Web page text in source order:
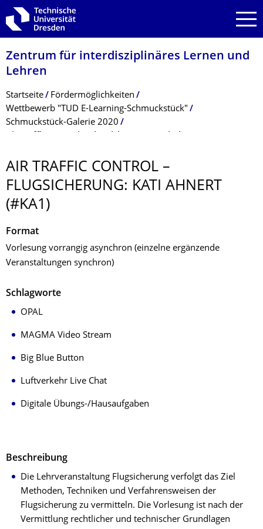
Zur Hauptnavigation springen
Zur Suche springen
Zum Inhalt springen
Zentrum für interdisziplinäres Lernen und
Lehren
Breadcrumb-Menü
Startseite
Fördermöglichkeiten
Wettbewerb "TUD E-Learning-Schmuckstück"
Schmuckstück-Galerie 2020
AIR TRAFFIC CONTROL –
FLUGSICHERUNG: KATI AHNERT
(#KA1)
Format
Vorlesung vorrangig asynchron (einzelne ergänzende
Veranstaltungen synchron)
Schlagworte
OPAL
MAGMA Video Stream
Big Blue Button
Luftverkehr Live Chat
Digitale Übungs-/Hausaufgaben
Beschreibung
Die Lehrveranstaltung Flugsicherung verfolgt das Ziel
Methoden, Techniken und Verfahrensweisen der
Flugsicherung zu vermitteln. Die Vorlesung ist nach der
Vermittlung rechtlicher und technischer Grundlagen